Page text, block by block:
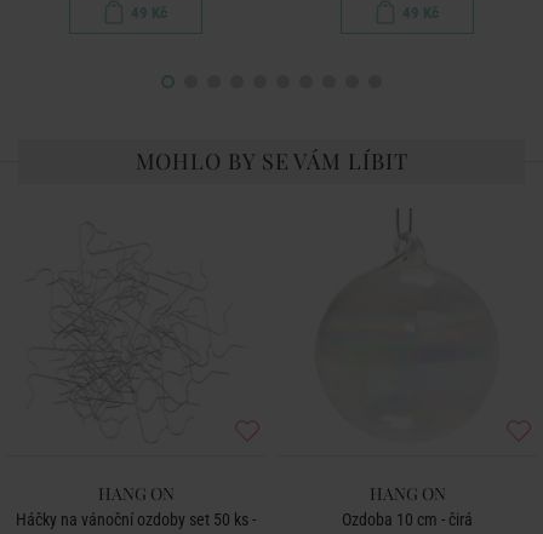
49 Kč 49 Kč
MOHLO BY SE VÁM LÍBIT
HANG ON
Háčky na vánoční ozdoby set 50 ks -
HANG ON
Ozdoba 10 cm - čirá